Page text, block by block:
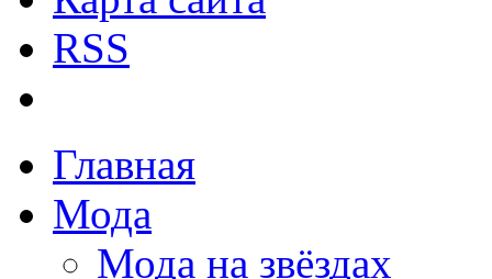
RSS
Главная
Мода
Мода на звёздах